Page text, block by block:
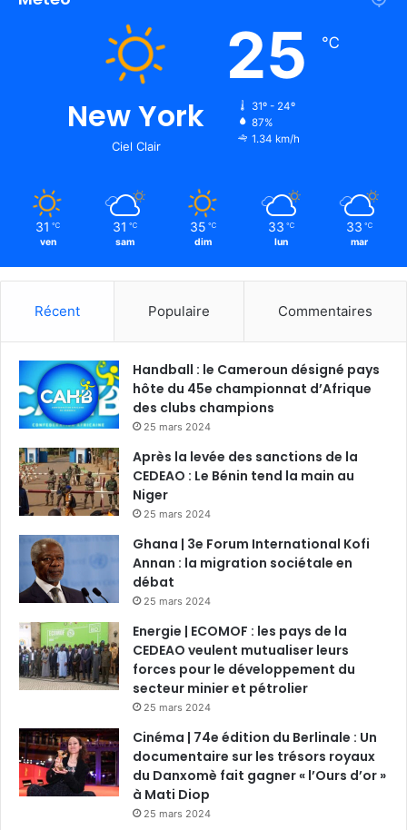
New York
Ciel Clair
25 ℃
31º - 24º
87%
1.34 km/h
31 ℃
ven
31 ℃
sam
35 ℃
dim
33 ℃
lun
33 ℃
mar
Récent Populaire Commentaires
Handball : le Cameroun désigné pays
hôte du 45e championnat d’Afrique
des clubs champions
25 mars 2024
Après la levée des sanctions de la
CEDEAO : Le Bénin tend la main au
Niger
25 mars 2024
Ghana | 3e Forum International Kofi
Annan : la migration sociétale en
débat
25 mars 2024
Energie | ECOMOF : les pays de la
CEDEAO veulent mutualiser leurs
forces pour le développement du
secteur minier et pétrolier
25 mars 2024
Cinéma | 74e édition du Berlinale : Un
documentaire sur les trésors royaux
du Danxomè fait gagner « l’Ours d’or »
à Mati Diop
25 mars 2024